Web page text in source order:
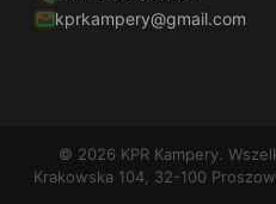
kprkampery@gmail.com
© 2026 KPR Kampery.
Krakowska 104, 32-100